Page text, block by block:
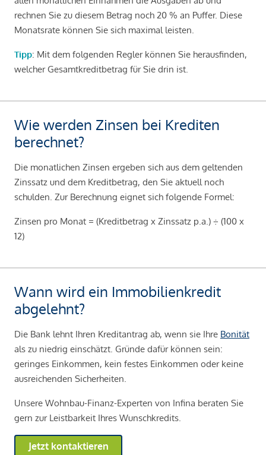
rechnen Sie zu diesem Betrag noch 20 % an Puffer. Diese
Monatsrate können Sie sich maximal leisten.
Tipp: Mit dem folgenden Regler können Sie herausfinden,
welcher Gesamtkreditbetrag für Sie drin ist.
Wie werden Zinsen bei Krediten
berechnet?
Die monatlichen Zinsen ergeben sich aus dem geltenden
Zinssatz und dem Kreditbetrag, den Sie aktuell noch
schulden. Zur Berechnung eignet sich folgende Formel:
Zinsen pro Monat = (Kreditbetrag x Zinssatz p.a.) ÷ (100 x
12)
Wann wird ein Immobilienkredit
abgelehnt?
Die Bank lehnt Ihren Kreditantrag ab, wenn sie Ihre Bonität
als zu niedrig einschätzt. Gründe dafür können sein:
geringes Einkommen, kein festes Einkommen oder keine
ausreichenden Sicherheiten.
Unsere Wohnbau-Finanz-Experten von Infina beraten Sie
gern zur Leistbarkeit Ihres Wunschkredits.
Jetzt kontaktieren